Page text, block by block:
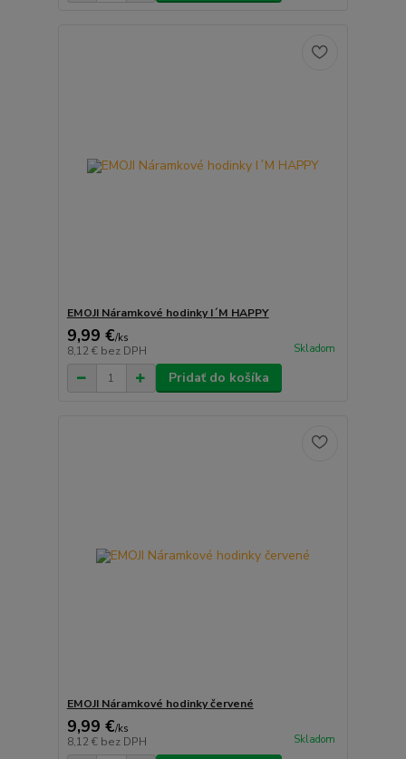
EMOJI Náramkové hodinky I´M HAPPY
9,99 €/ks
8,12 € bez DPH Skladom
Pridať do košíka
EMOJI Náramkové hodinky červené
9,99 €/ks
8,12 € bez DPH Skladom